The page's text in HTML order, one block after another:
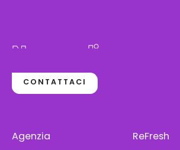
Non vediamo
l'ora di incontrarti
CONTATTACI
Agenzia
ReFresh